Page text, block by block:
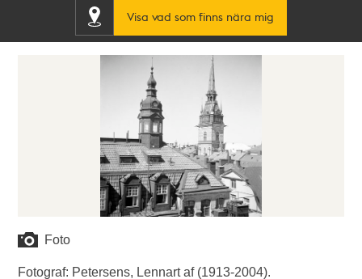
Visa vad som finns nära mig
Foto
Fotograf: Petersens, Lennart af (1913-2004).